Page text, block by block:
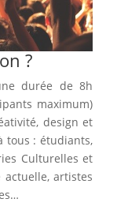
?
durée de 8h
maximum)
design et
tous : étudiants,
Culturelles et
artistes